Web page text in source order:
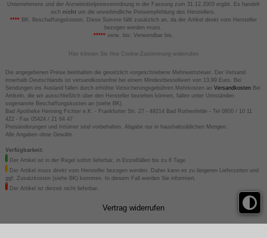
Unternehmens und der Arzneimittelpreisverordnung in der Fassung zum 31.12.2003 ergibt. Es handelt
sich nicht um die unverbindliche Preisempfehlung des Herstellers.
****BK: Beschaffungskosten. Diese Summe fällt zusätzlich an, da der Artikel direkt vom Hersteller
bezogen werden muss.
*****verw. bis: Verwendbar bis.
Hier können Sie Ihre Cookie-Zustimmung widerrufen
Die angegebenen Preise beinhalten die gesetzlich vorgeschriebene Mehrwertsteuer. Der Versand
innerhalb Deutschlands ist versandkostenfrei bei einem Mindestbestellwert von 13,99 Euro. Bei
Sendungen ins Ausland fallen durch erhöhte Versicherungsgebühren Mehrkosten an VersandkostenBei
Artikeln, die wir ausschließlich über den Hersteller beziehen können, fallen unter Umständen
sogenannte Beschaffungskosten an (siehe BK).
Bad Apotheke Henning Fichter e.K. - Frankfurter Str. 27 - 49214 Bad Rothenfelde - Tel 0800 / 10 11
422 - Fax 05424 / 21 64 47
Preisänderungen und Irrtümer sind vorbehalten. Abgabe nur in haushaltsüblichen Mengen.
Alle Angaben ohne Gewähr.
Verfügbarkeit:
Der Artikel ist in der Regel sofort lieferbar, in Einzelfällen bis zu 6 Tage.
Der Artikel muss direkt vom Hersteller bezogen werden. Daher kann es zu längeren Lieferzeiten und
ggf. Zusatzkosten (siehe BK) kommen. In diesem Fall werden Sie informiert.
Der Artikel ist derzeit nicht lieferbar.
Vertrag widerrufen